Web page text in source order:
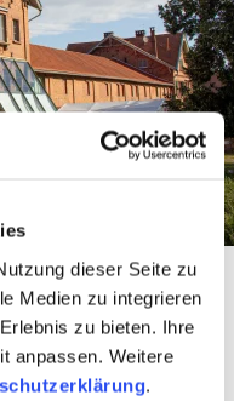
dieser Seite zu
Medien zu integrieren
zu bieten. Ihre
anpassen. Weitere
.
Musea